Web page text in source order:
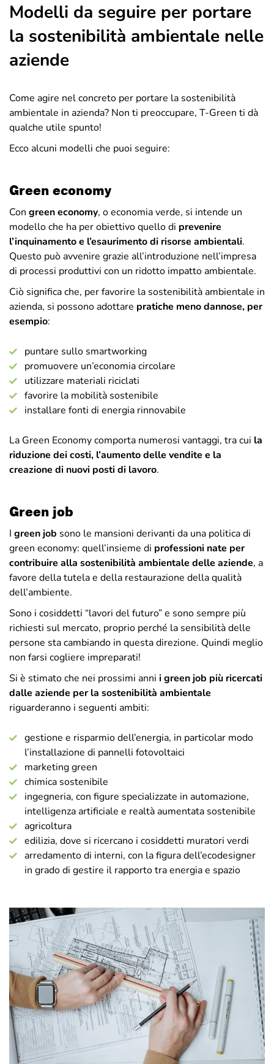
Modelli da seguire per portare
la sostenibilità ambientale nelle
aziende
Come agire nel concreto per portare la sostenibilità
ambientale in azienda? Non ti preoccupare, T-Green ti dà
qualche utile spunto!
Ecco alcuni modelli che puoi seguire:
Green economy
Con green economy, o economia verde, si intende un
modello che ha per obiettivo quello di prevenire
l’inquinamento e l’esaurimento di risorse ambientali.
Questo può avvenire grazie all’introduzione nell’impresa
di processi produttivi con un ridotto impatto ambientale.
Ciò significa che, per favorire la sostenibilità ambientale in
azienda, si possono adottare pratiche meno dannose, per
esempio:
puntare sullo smartworking
promuovere un’economia circolare
utilizzare materiali riciclati
favorire la mobilità sostenibile
installare fonti di energia rinnovabile
La Green Economy comporta numerosi vantaggi, tra cui la
riduzione dei costi, l’aumento delle vendite e la
creazione di nuovi posti di lavoro.
Green job
I green job sono le mansioni derivanti da una politica di
green economy: quell’insieme di professioni nate per
contribuire alla sostenibilità ambientale delle aziende, a
favore della tutela e della restaurazione della qualità
dell’ambiente.
Sono i cosiddetti “lavori del futuro” e sono sempre più
richiesti sul mercato, proprio perché la sensibilità delle
persone sta cambiando in questa direzione. Quindi meglio
non farsi cogliere impreparati!
Si è stimato che nei prossimi anni i green job più ricercati
dalle aziende per la sostenibilità ambientale
riguarderanno i seguenti ambiti:
gestione e risparmio dell’energia, in particolar modo
l’installazione di pannelli fotovoltaici
marketing green
chimica sostenibile
ingegneria, con figure specializzate in automazione,
intelligenza artificiale e realtà aumentata sostenibile
agricoltura
edilizia, dove si ricercano i cosiddetti muratori verdi
arredamento di interni, con la figura dell’ecodesigner
in grado di gestire il rapporto tra energia e spazio